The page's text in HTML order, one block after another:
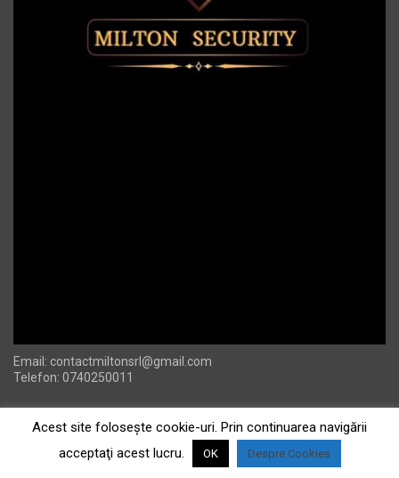
Email: contactmiltonsrl@gmail.com
Telefon: 0740250011
Acest site foloseşte cookie-uri. Prin continuarea navigării
acceptaţi acest lucru.
OK Despre Cookies